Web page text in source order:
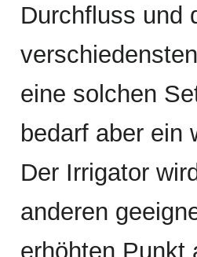
Durchfluss und
eine solchen
bedarf aber ein
Der Irrigator
anderen
erhöhten Punkt